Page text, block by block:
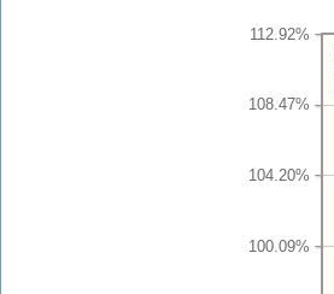
100.09%
104.20%
108.47%
112.92%